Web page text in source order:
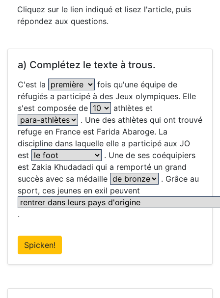
Cliquez sur le lien indiqué et lisez l'article, puis
répondez aux questions.
a) Complétez le texte à trous.
C'est la
fois qu'une équipe de
réfugiés a participé à des Jeux olympiques. Elle
s'est composée de
athlètes et
. Une des athlètes qui ont trouvé
refuge en France est Farida Abaroge. La
discipline dans laquelle elle a participé aux JO
est
. Une de ses coéquipiers
est Zakia Khudadadi qui a remporté un grand
succès avec sa médaille
. Grâce au
sport, ces jeunes en exil peuvent
.
Spicken!